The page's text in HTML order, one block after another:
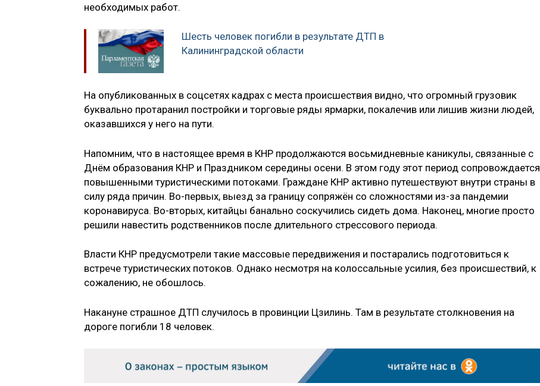
необходимых работ.
Шесть человек погибли в результате ДТП в
Калининградской области
На опубликованных в соцсетях кадрах с места происшествия видно, что огромный грузовик
буквально протаранил постройки и торговые ряды ярмарки, покалечив или лишив жизни людей,
оказавшихся у него на пути.
Напомним, что в настоящее время в КНР продолжаются восьмидневные каникулы, связанные с
Днём образования КНР и Праздником середины осени. В этом году этот период сопровождается
повышенными туристическими потоками. Граждане КНР активно путешествуют внутри страны в
силу ряда причин. Во-первых, выезд за границу сопряжён со сложностями из-за пандемии
коронавируса. Во-вторых, китайцы банально соскучились сидеть дома. Наконец, многие просто
решили навестить родственников после длительного стрессового периода.
Власти КНР предусмотрели такие массовые передвижения и постарались подготовиться к
встрече туристических потоков. Однако несмотря на колоссальные усилия, без происшествий, к
сожалению, не обошлось.
Накануне страшное ДТП случилось в провинции Цзилинь. Там в результате столкновения на
дороге погибли 18 человек.